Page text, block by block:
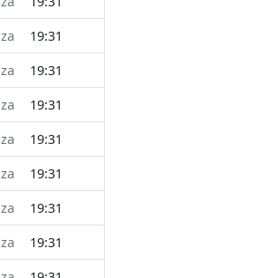
za
19:31
za
19:31
za
19:31
za
19:31
za
19:31
za
19:31
za
19:31